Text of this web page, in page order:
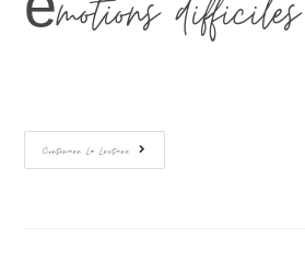
émotions difficiles…
Continuer La Lecture